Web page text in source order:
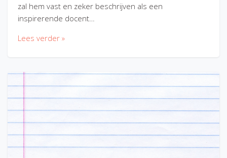
zal hem vast en zeker beschrijven als een
inspirerende docent…
Lees verder »